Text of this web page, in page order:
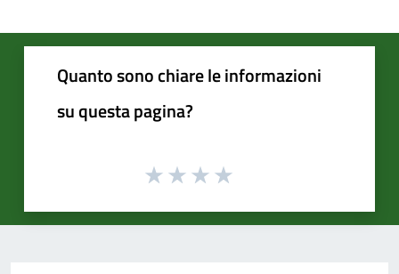
Quanto sono chiare le informazioni
su questa pagina?